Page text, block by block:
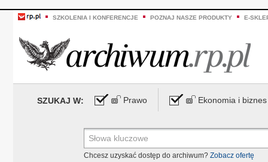
SZKOLENIA I KONFERENCJE POZNAJ NASZE PRODUKTY E-
SZUKAJ W: Prawo Ekonomia i biznes
Chcesz uzyskać dostęp do archiwum? Zobacz ofertę